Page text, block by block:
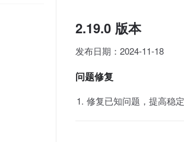
2.19.0 版本
发布日期：2024-11-18
问题修复
修复已知问题，提高稳定